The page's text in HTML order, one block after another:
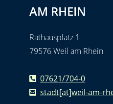
AM RHEIN
Rathausplatz 1
79576 Weil am Rhein
07621/704-0
stadt[at]weil-am-